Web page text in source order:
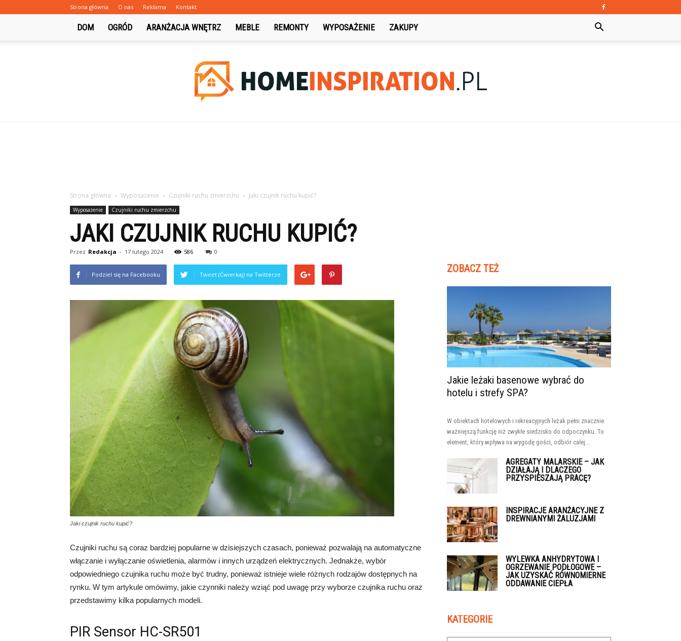
Strona główna O nas Reklama Kontakt
DOM OGRÓD ARANŻACJA WNĘTRZ MEBLE REMONTY WYPOSAŻENIE ZAKUPY
Strona główna Wyposażenie Czujniki ruchu zmierzchu Jaki czujnik ruchu kupić?
Wyposażenie Czujniki ruchu zmierzchu
JAKI CZUJNIK RUCHU KUPIĆ?
Przez Redakcja - 17 lutego 2024 586 0
Podziel się na Facebooku Tweet (Ćwierkaj) na Twitterze
Jaki czujnik ruchu kupić?
Czujniki ruchu są coraz bardziej popularne w dzisiejszych czasach, ponieważ pozwalają na automatyczne
włączanie i wyłączanie oświetlenia, alarmów i innych urządzeń elektrycznych. Jednakże, wybór
odpowiedniego czujnika ruchu może być trudny, ponieważ istnieje wiele różnych rodzajów dostępnych na
rynku. W tym artykule omówimy, jakie czynniki należy wziąć pod uwagę przy wyborze czujnika ruchu oraz
przedstawimy kilka popularnych modeli.
PIR Sensor HC-SR501
ZOBACZ TEŻ
Jakie leżaki basenowe wybrać do
hotelu i strefy SPA?
W obiektach hotelowych i rekreacyjnych leżak pełni znacznie
ważniejszą funkcję niż zwykłe siedzisko do odpoczynku. To
element, który wpływa na wygodę gości, odbiór całej...
AGREGATY MALARSKIE – JAK
DZIAŁAJĄ I DLACZEGO
PRZYSPIESZAJĄ PRACĘ?
INSPIRACJE ARANŻACYJNE Z
DREWNIANYMI ŻALUZJAMI
WYLEWKA ANHYDRYTOWA I
OGRZEWANIE PODŁOGOWE –
JAK UZYSKAĆ RÓWNOMIERNE
ODDAWANIE CIEPŁA
KATEGORIE
Kategorie